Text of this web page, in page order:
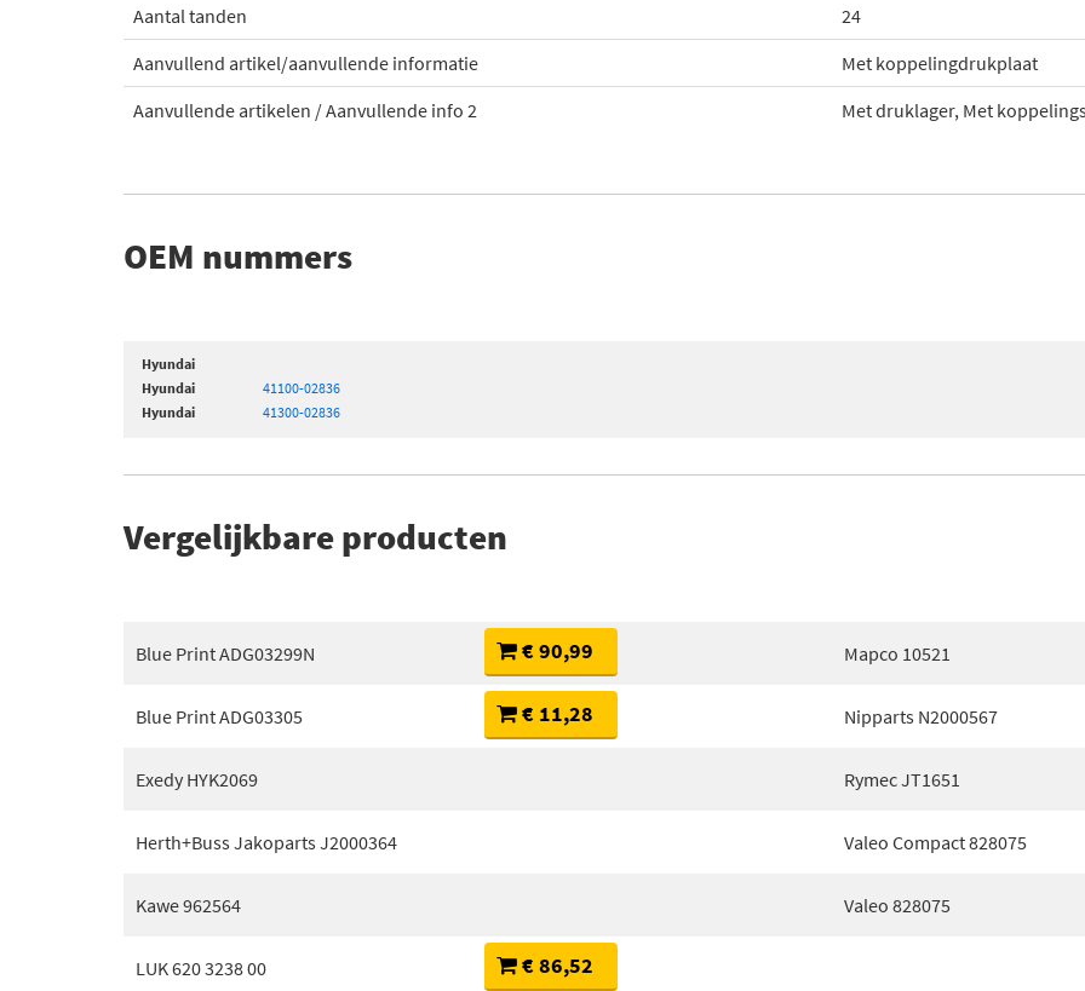
Aantal tanden
24
Aanvullend artikel/aanvullende informatie
Met koppelingdrukplaat
Aanvullende artikelen / Aanvullende info 2
Met druklager, Met
OEM nummers
Hyundai
Hyundai
41100-02836
Hyundai
41300-02836
Vergelijkbare producten
Blue Print ADG03299N € 90,99
Blue Print ADG03305 € 11,28
Exedy HYK2069
Herth+Buss Jakoparts J2000364
Kawe 962564
LUK 620 3238 00 € 86,52
Mapco 10521
Nipparts N2000567
Rymec JT1651
Valeo Compact 828075
Valeo 828075